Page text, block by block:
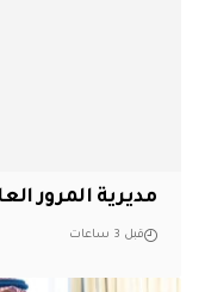
مديرية المرور
قبل 3 ساعات